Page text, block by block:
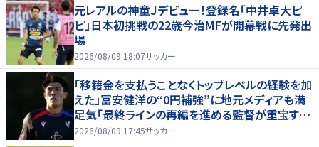
元レアルの神童Ｊデビュー！登録名「中井卓大ピ
ピ」日本初挑戦の22歳今治MFが開幕戦に先発出
場
2026/08/09 18:07サッカー
「移籍金を支払うことなくトップレベルの経験を加
えた」冨安健洋の“0円補強”に地元メディアも満
足気「最終ラインの再編を進める監督が重宝する
柔軟性を備えている」
2026/08/09 17:45サッカー